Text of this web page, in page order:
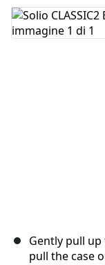
Aggiungi
Gently pull
pull the case